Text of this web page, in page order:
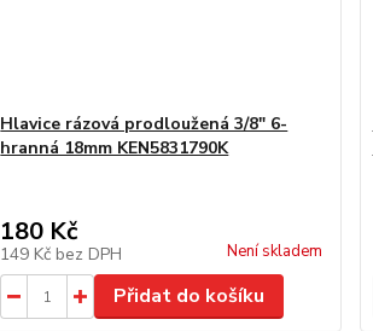
Hlavice rázová prodloužená 3/8" 6-
hranná 18mm KEN5831790K
180 Kč
149 Kč bez DPH Není skladem
Přidat do košíku